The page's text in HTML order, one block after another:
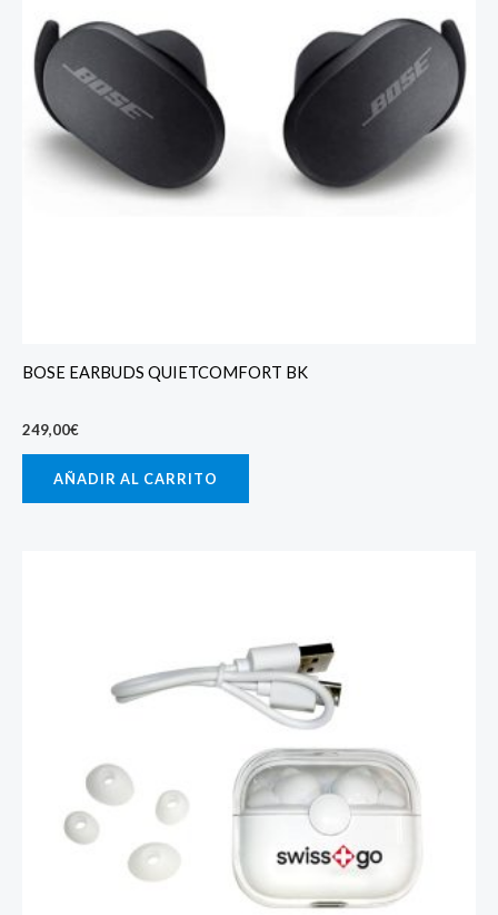
BOSE EARBUDS QUIETCOMFORT BK
249,00€
AÑADIR AL CARRITO